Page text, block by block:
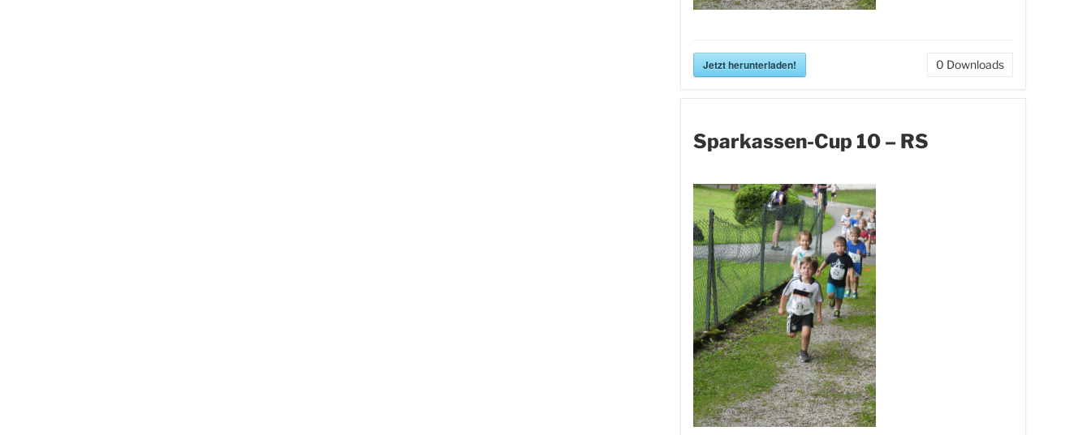
Jetzt herunterladen! 0 Downloads
Sparkassen-Cup 10 – RS